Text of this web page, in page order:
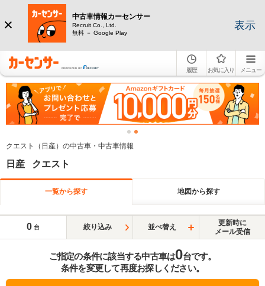
中古車情報カーセンサー
Recruit Co., Ltd.
無料 － Google Play
表示
履歴 お気に入り メニュー
クエスト（日産）の中古車・中古車情報
日産 クエスト
一覧から探す 地図から探す
0 台 絞り込み 並べ替え
更新時に
メール受信
ご指定の条件に該当する中古車は0台です。
条件を変更して再度お探しください。